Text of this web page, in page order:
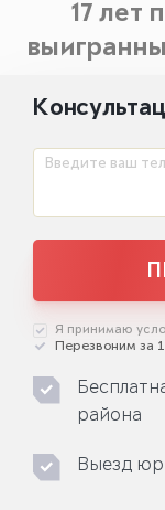
17 лет
Введите ваш
Я принимаю
Перезвоним за
района
Выезд